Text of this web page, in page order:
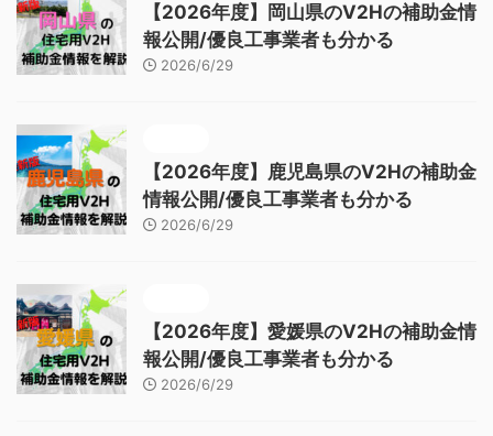
【2026年度】岡山県のV2Hの補助金情
報公開/優良工事業者も分かる
2026/6/29
【2026年度】鹿児島県のV2Hの補助金
情報公開/優良工事業者も分かる
2026/6/29
【2026年度】愛媛県のV2Hの補助金情
報公開/優良工事業者も分かる
2026/6/29